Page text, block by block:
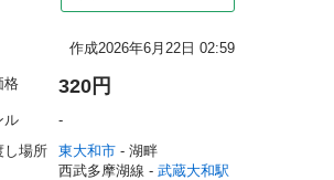
作成2026年6月22日 02:59
格 320円
ル
-
し場所
東大和市 - 湖畔
西武多摩湖線 - 武蔵大和駅